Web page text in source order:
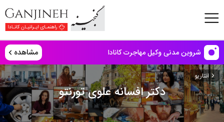
شروین مدنی وکیل مهاجرت کانادا مشاهده
انتاریو
دکتر افسانه علوی تورنتو